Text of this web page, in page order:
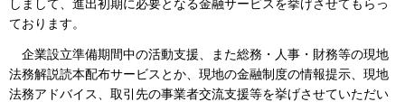
しまして、進出初期に必要となる金融サービスを挙げさせてもらっ
ております。
企業設立準備期間中の活動支援、また総務・人事・財務等の現地
法務解説読本配布サービスとか、現地の金融制度の情報提示、現地
法務アドバイス、取引先の事業者交流支援等を挙げさせていただい